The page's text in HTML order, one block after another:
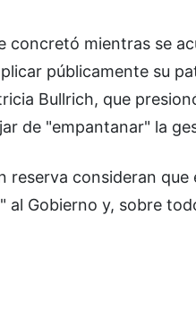
concretó mientras se
públicamente su
Bullrich, que
de "empantanar" la
reserva consideran
Gobierno y, sobre